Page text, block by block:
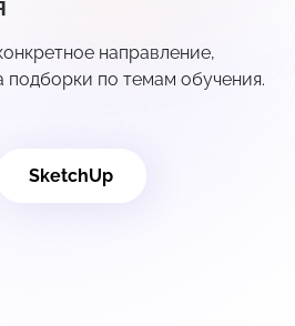
направление,
подборки по темам обучения.
SketchUp